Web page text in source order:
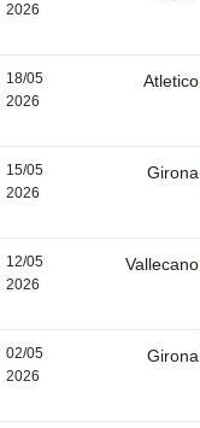
2026
18/05
2026
Atletico
15/05
2026
Girona
12/05
2026
Vallecano
02/05
2026
Girona